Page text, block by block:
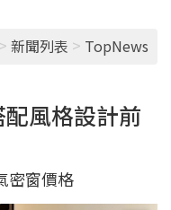
> 新聞列表 > TopNews
風格設計前
密窗價格